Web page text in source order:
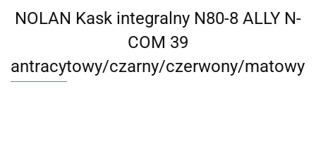
NOLAN Kask integralny N80-8 ALLY N-
COM 39
antracytowy/czarny/czerwony/matowy